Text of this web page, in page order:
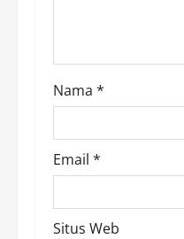
o
n
Nama *
Email *
Situs Web